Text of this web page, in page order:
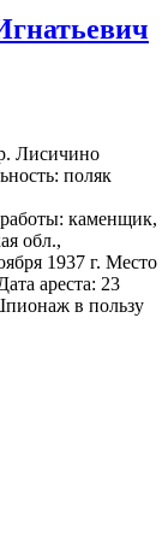
Лисичино
поляк
каменщик,
обл.,
1937 г. Место
ареста: 23
в пользу